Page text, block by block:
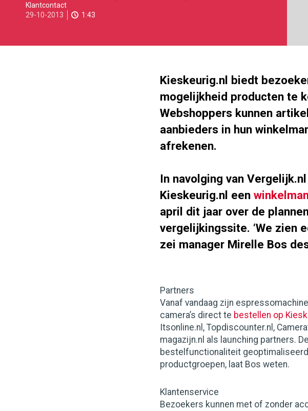
10-
29T10:07:00
27
Klantcontact
29-10-2013
1:43
Kieskeurig.nl biedt
mogelijkheid producten te
Webshoppers kunnen
aanbieders in hun
afrekenen.
In navolging van
Kieskeurig.nl een
april dit jaar over de plannen
vergelijkingssite. ‘We zien
zei manager Mirelle Bos
Partners
Vanaf vandaag zijn
camera’s direct te bestellen op
Itsonline.nl, Topdiscounter.nl,
magazijn.nl als launching partners.
bestelfunctionaliteit
productgroepen, laat Bos weten.
Klantenservice
Bezoekers kunnen met of zonder